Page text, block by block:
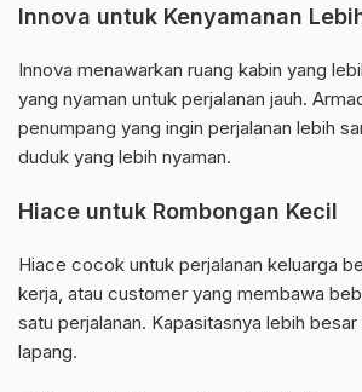
Innova untuk Kenyamanan
Innova menawarkan ruang kabin yang
yang nyaman untuk perjalanan jauh.
penumpang yang ingin perjalanan lebih
duduk yang lebih nyaman.
Hiace untuk Rombongan Kecil
Hiace cocok untuk perjalanan keluarga
kerja, atau customer yang membawa
satu perjalanan. Kapasitasnya lebih
lapang.